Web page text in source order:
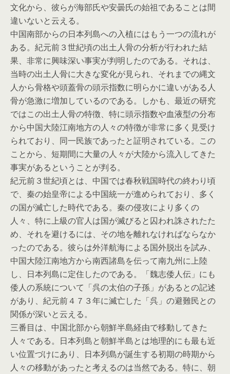
文化から、彼らが海部氏や安曇氏の始祖であることは間
違いないと云える。
中国南部からの日本列島への入植にはもう一つの流れが
ある。紀元前３世紀頃の出土人骨の分析が行われた結
果、非常に興味深い事実が判明したのである。それは、
当時の出土人骨に大きな変化が見られ、それまでの縄文
人から骨格や頭蓋骨の頭示指数に明らかに違いがある人
骨が急激に増加しているのである。しかも、最近の研究
ではこの出土人骨の特徴、特に頭示指数や血液型の分布
から中国大陸江南地方の人々の特徴が非常に多く見受け
られており、同一民族であったと証明されている。この
ことから、短期間に大量の人々が大陸から流入してきた
事実があるということが判る。
紀元前３世紀頃とは、中国では春秋戦国時代の終わり頃
で、秦の始皇帝による中国統一が進められており、多く
の国が滅亡した時代である。秦の侵攻により多くの
人々、特に上級の官人は国が滅びると囚われ誅されたた
め、それを避けるには、その地を離れなければならなか
ったのである。彼らは外洋航海による国外脱出を試み、
中国大陸江南地方から南西諸島を伝って南九州に上陸
し、日本列島に定住したのである。「魏志倭人伝」にも
倭人の系統について「呉の太伯の子孫」があるとの記述
があり、紀元前４７３年に滅亡した「呉」の避難民との
関係が深いと云える。
三番目は、中国北部から朝鮮半島経由で移動してきた
人々である。日本列島と朝鮮半島とは地理的にも最も近
い位置づけにあり、日本列島が誕生する初期の時期から
人々の移動があったと考えるのは当然である。特に、朝